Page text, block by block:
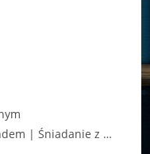
| Śniadanie z …